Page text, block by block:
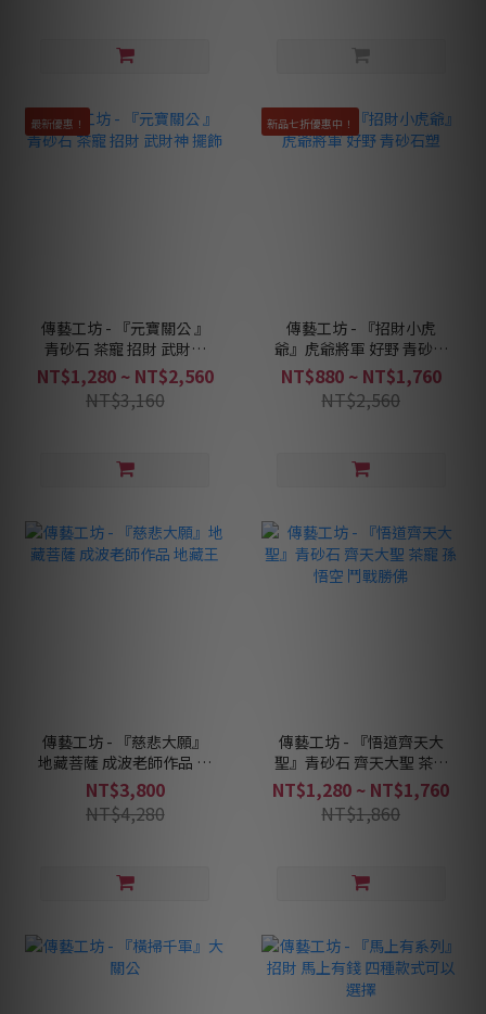
最新優惠！
傳藝工坊 - 『元寶關公 』
青砂石 茶寵 招財 武財神
擺飾
NT$1,280 ~ NT$2,560
NT$3,160
新品七折優惠中！
傳藝工坊 - 『招財小虎
爺』虎爺將軍 好野 青砂石
塑
NT$880 ~ NT$1,760
NT$2,560
傳藝工坊 - 『慈悲大願』
地藏菩薩 成波老師作品 地
藏王
NT$3,800
NT$4,280
傳藝工坊 - 『悟道齊天大
聖』青砂石 齊天大聖 茶寵
孫悟空 鬥戰勝佛
NT$1,280 ~ NT$1,760
NT$1,860